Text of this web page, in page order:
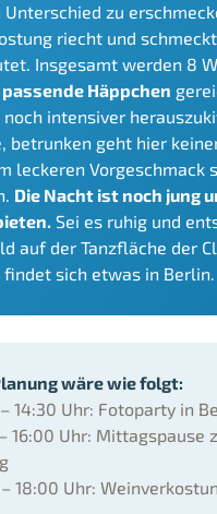
Unterschied zu
riecht und
Insgesamt werden 8
passende Häppchen
noch intensiver
betrunken geht hier
leckeren Vorgeschmack
Die Nacht ist noch jung
Sei es ruhig und
auf der Tanzfläche der
findet sich etwas in Berlin.
wäre wie folgt:
14:30 Uhr: Fotoparty in
16:00 Uhr: Mittagspause
18:00 Uhr: